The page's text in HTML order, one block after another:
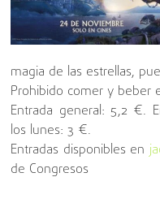
magia de las estrellas,
Prohibido comer y beber
Entrada general: 5,2 €.
los lunes: 3 €.
Entradas disponibles en
de Congresos